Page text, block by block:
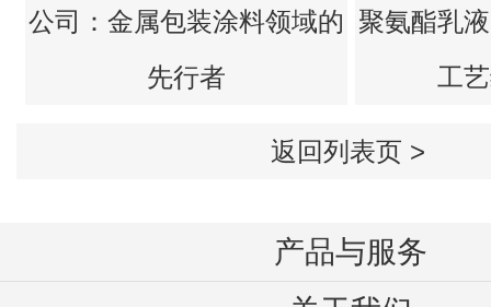
先行者 工
返回列表页 >
产品与服务